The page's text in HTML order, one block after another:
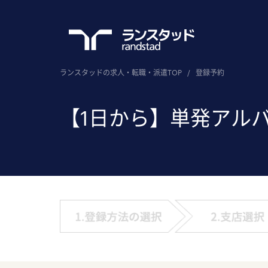
ランスタッドの求人・転職・派遣TOP / 登録予約
【1日から】単発アル